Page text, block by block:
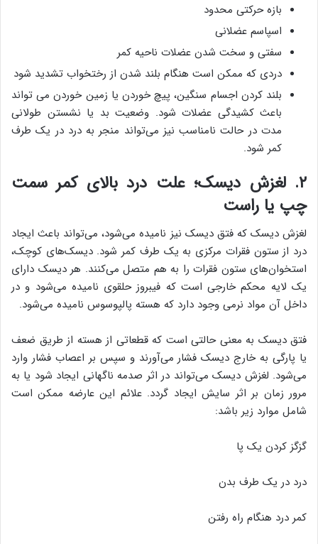
بازه حرکتی محدود
اسپاسم عضلانی
سفتی و سخت شدن عضلات ناحیه کمر
دردی که ممکن است هنگام بلند شدن از رختخواب تشدید شود
بلند کردن اجسام سنگین، پیچ خوردن یا زمین خوردن می تواند
باعث کشیدگی عضلات شود. وضعیت بد یا نشستن طولانی
مدت در حالت نامناسب نیز می‌تواند منجر به درد در یک طرف
کمر شود.
۲. لغزش دیسک؛ علت درد بالای کمر سمت
چپ یا راست
لغزش دیسک که فتق دیسک نیز نامیده می‌شود، می‌تواند باعث ایجاد
درد از ستون فقرات مرکزی به یک طرف کمر شود. دیسک‌های کوچک،
استخوان‌های ستون فقرات را به هم متصل می‌کنند. هر دیسک دارای
یک لایه محکم خارجی است که فیبروز حلقوی نامیده می‌شود و در
داخل آن مواد نرمی وجود دارد که هسته پالپوسوس نامیده می‌شود.
فتق دیسک به معنی حالتی است که قطعاتی از هسته از طریق ضعف
یا پارگی به خارج دیسک فشار می‌آورند و سپس بر اعصاب فشار وارد
می‌شود. لغزش دیسک می‌تواند در اثر صدمه ناگهانی ایجاد شود یا به
مرور زمان بر اثر سایش ایجاد گردد. علائم این عارضه ممکن است
شامل موارد زیر باشد:
گزگز کردن یک پا
درد در یک طرف بدن
کمر درد هنگام راه رفتن